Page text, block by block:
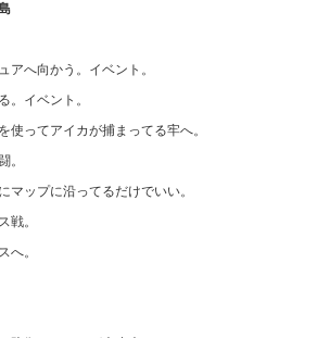
アへ向かう。イベント。
。イベント。
使ってアイカが捕まってる牢へ。
。
マップに沿ってるだけでいい。
戦。
へ。